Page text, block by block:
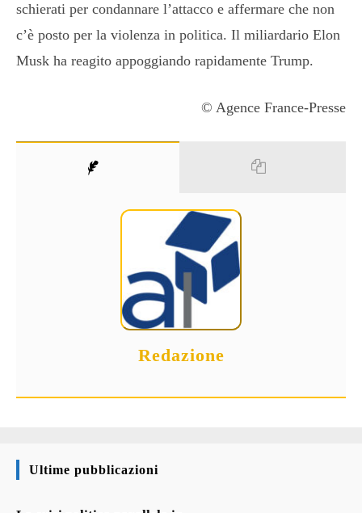
schierati per condannare l’attacco e affermare che non
c’è posto per la violenza in politica. Il miliardario Elon
Musk ha reagito appoggiando rapidamente Trump.
© Agence France-Presse
Redazione
Ultime pubblicazioni